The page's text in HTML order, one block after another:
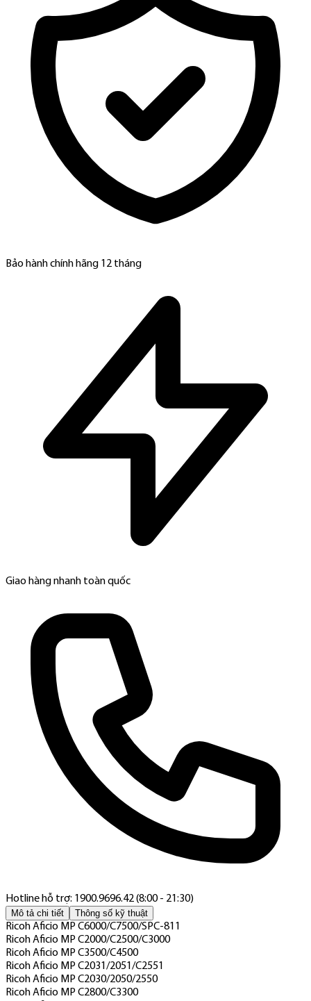
Bảo hành chính hãng 12 tháng
Giao hàng nhanh toàn quốc
Hotline hỗ trợ: 1900.9696.42 (8:00 - 21:30)
Mô tả chi tiết Thông số kỹ thuật
Ricoh Aficio MP C6000/C7500/SPC-811
Ricoh Aficio MP C2000/C2500/C3000
Ricoh Aficio MP C3500/C4500
Ricoh Aficio MP C2031/2051/C2551
Ricoh Aficio MP C2030/2050/2550
Ricoh Aficio MP C2800/C3300